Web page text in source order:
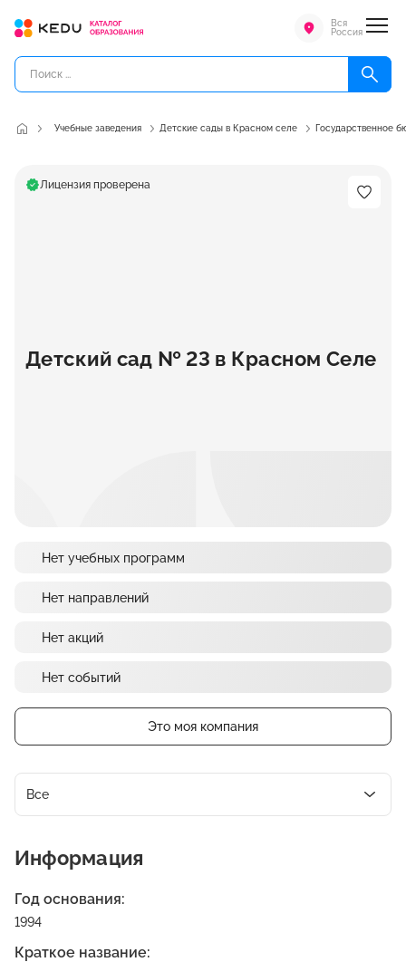
Вся
Россия
Учебные заведения Детские сады в Красном селе Государственное
Лицензия проверена
Детский сад № 23 в Красном Селе
Нет учебных программ
Нет направлений
Нет акций
Нет событий
Это моя компания
Все
Информация
Год основания:
1994
Краткое название: